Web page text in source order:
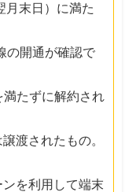
月末日）に満た
の開通が確認で
満たずに解約され
渡されたもの。
ンを利用して端末